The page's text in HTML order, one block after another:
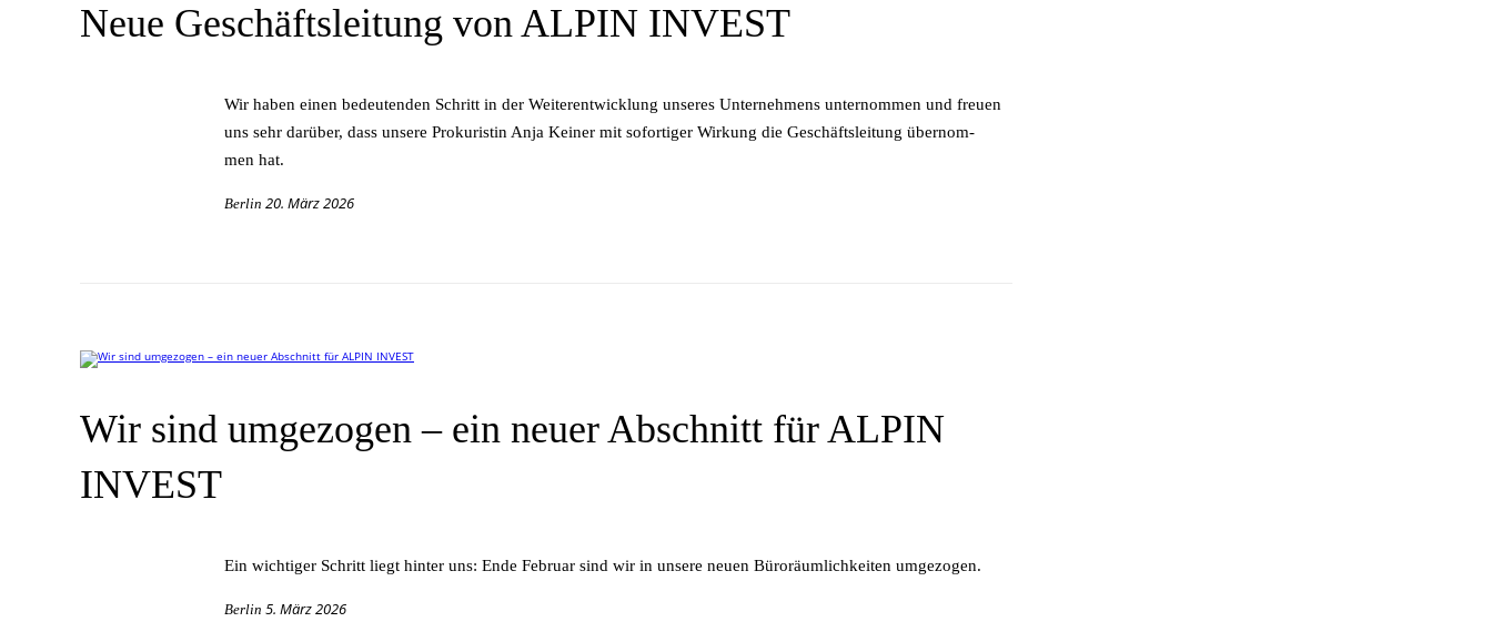
Neue Geschäftsleitung von ALPIN INVEST
Wir ha­ben ei­nen be­deu­ten­den Schritt in der Wei­ter­ent­wick­lung un­se­res Un­ter­neh­mens un­ter­nom­men und freu­en
uns sehr dar­über, dass un­se­re Pro­ku­ris­tin Anja Kei­ner mit so­for­ti­ger Wir­kung die Ge­schäfts­lei­tung über­nom­
men hat.
Berlin 20. März 2026
Wir sind umgezogen – ein neuer Abschnitt für ALPIN
INVEST
Ein wich­ti­ger Schritt liegt hin­ter uns: Ende Fe­bru­ar sind wir in un­se­re neu­en Bü­ro­räum­lich­kei­ten umgezogen.
Berlin 5. März 2026